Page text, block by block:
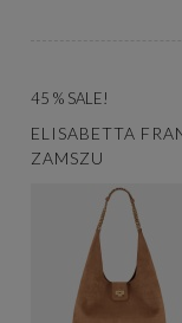
45 % SALE!
ELISABETTA
ZAMSZU